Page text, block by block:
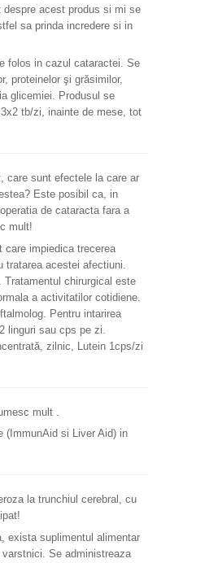
acest produs si mi se
sa prinda incredere si in
folos in cazul cataractei. Se
proteinelor şi grăsimilor,
glicemiei. Produsul se
tb/zi, inainte de mese, tot
care sunt efectele la care ar
Este posibil ca, in
de cataracta fara a
mult!
care impiedica trecerea
acestei afectiuni.
chirurgical este
a activitatilor cotidiene.
Pentru intarirea
linguri sau cps pe zi.
zilnic, Lutein 1cps/zi
mult .
(ImmunAid si Liver Aid) in
la trunchiul cerebral, cu
exista suplimentul alimentar
Se administreaza